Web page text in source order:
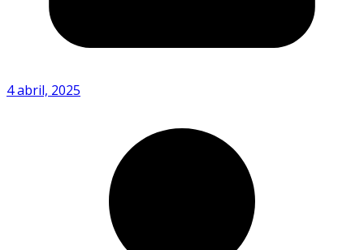
4 abril, 2025